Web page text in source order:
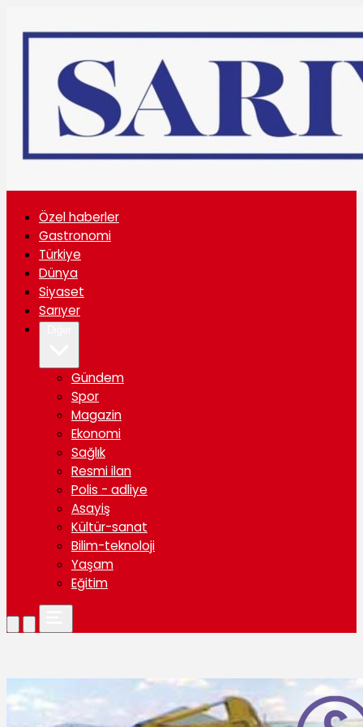
Özel haberler
Gastronomi
Türkiye
Dünya
Siyaset
Sarıyer
Gündem
Spor
Magazin
Ekonomi
Sağlık
Resmi ilan
Polis - adliye
Asayiş
Kültür-sanat
Bilim-teknoloji
Yaşam
Eğitim